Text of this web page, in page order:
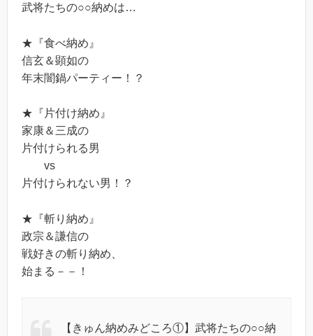
武将たちの○○納めは…
★『食べ納め』
信玄＆顕如の
年末闇鍋パーティー！？
★『片付け納め』
家康＆三成の
片付けられる男
vs
片付けられない男！？
★『斬り納め』
政宗＆謙信の
戦好きの斬り納め、
始まる－－！
【きゅん納めみどころ①】武将たちの○○納